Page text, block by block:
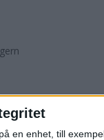
en enhet, till